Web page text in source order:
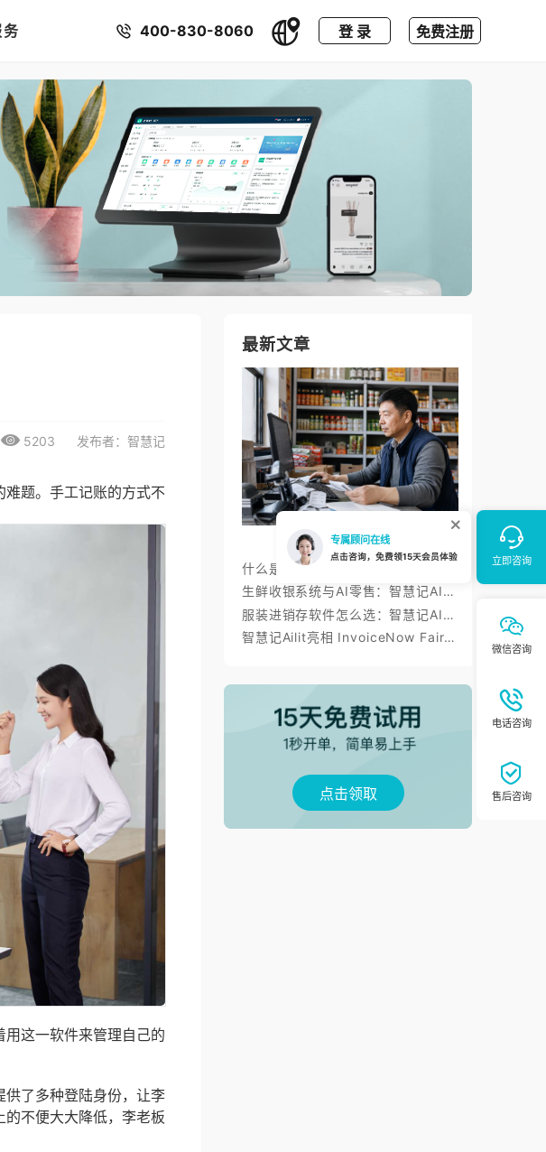
务 400-830-8060 登 录 免费注册
5203 发布者：智慧记
题。手工记账的方式不
这一软件来管理自己的
了多种登陆身份，让李
不便大大降低，李老板
最新文章
生鲜收银系统与AI零售：智慧记AI零售称重收银、库存、会员经营方案
服装进销存软件怎么选：智慧记AI批量录入、齐色齐码开单与库存管理
智慧记Ailit亮相 InvoiceNow Fair 2026，为东南亚小微商户带来“开单+电子发票”新体验
点击领取